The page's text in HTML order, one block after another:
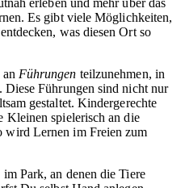
Es gibt viele Möglichkeiten,
was diesen Ort so
Führungen teilzunehmen, in
Diese Führungen sind nicht nur
gestaltet. Kindergerechte
Kleinen spielerisch an die
wird Lernen im Freien zum
Park, an denen die Tiere